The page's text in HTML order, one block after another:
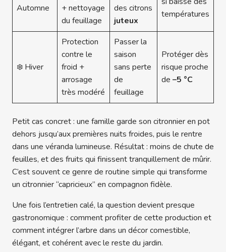
Automne
+ nettoyage
du feuillage
des citrons
juteux
températures
❄️ Hiver
Protection
contre le
froid +
arrosage
très modéré
Passer la
saison
sans perte
de
feuillage
Protéger dès
risque proche
de –5 °C
Petit cas concret : une famille garde son citronnier en pot
dehors jusqu’aux premières nuits froides, puis le rentre
dans une véranda lumineuse. Résultat : moins de chute de
feuilles, et des fruits qui finissent tranquillement de mûrir.
C’est souvent ce genre de routine simple qui transforme
un citronnier “capricieux” en compagnon fidèle.
Une fois l’entretien calé, la question devient presque
gastronomique : comment profiter de cette production et
comment intégrer l’arbre dans un décor comestible,
élégant, et cohérent avec le reste du jardin.